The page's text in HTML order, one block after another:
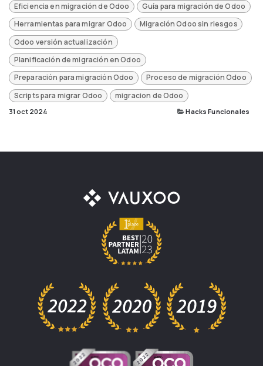
Eficiencia en migración de Odoo
Guía para migración de Odoo
Herramientas para migrar Odoo
Migración Odoo sin riesgos
Odoo versión actualización
Planificación de migración en Odoo
Preparación para migración Odoo
Proceso de migración Odoo
Scripts para migrar Odoo
migracion de Odoo
31 oct 2024 Hacks Funcionales